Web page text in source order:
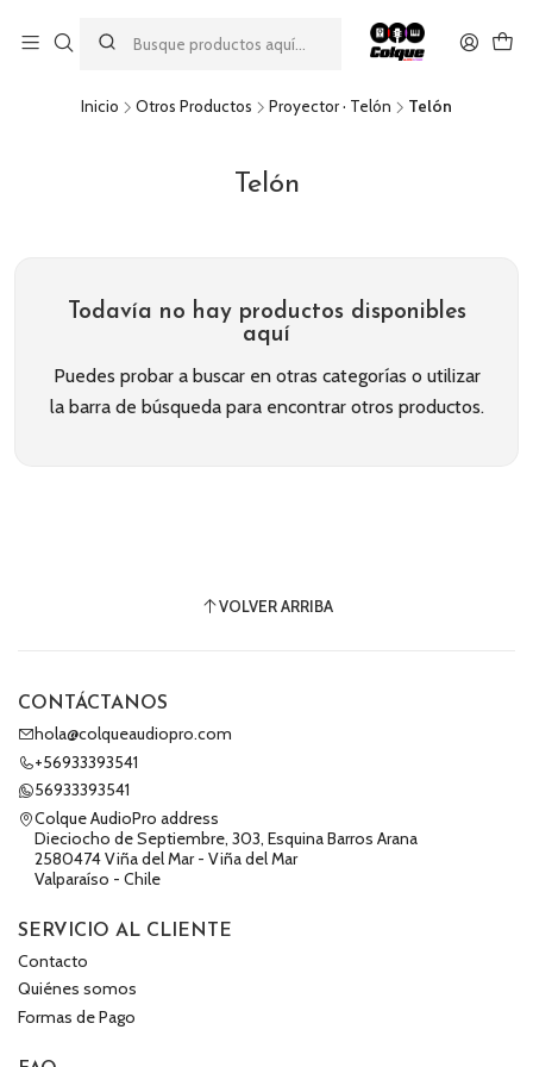
descuento por pago con transferencia bancaria
por una compra mínima de $49.990. Este descuento no es
acumulable a otras promociones ni aplicable a gastos de envío.
Inicio Otros Productos Proyector · Telón Telón
Telón
Todavía no hay productos disponibles
aquí
Puedes probar a buscar en otras categorías o utilizar
la barra de búsqueda para encontrar otros productos.
VOLVER ARRIBA
CONTÁCTANOS
hola@colqueaudiopro.com
+56933393541
56933393541
Colque AudioPro address
Dieciocho de Septiembre, 303, Esquina Barros Arana
2580474 Viña del Mar - Viña del Mar
Valparaíso - Chile
SERVICIO AL CLIENTE
Contacto
Quiénes somos
Formas de Pago